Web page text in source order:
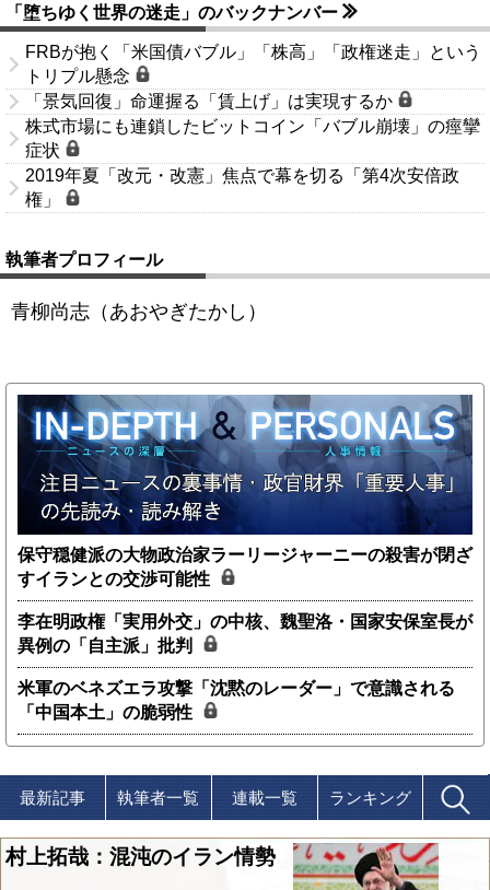
「堕ちゆく世界の迷走」のバックナンバー
FRBが抱く「米国債バブル」「株高」「政権迷走」という
トリプル懸念
「景気回復」命運握る「賃上げ」は実現するか
株式市場にも連鎖したビットコイン「バブル崩壊」の痙攣
症状
2019年夏「改元・改憲」焦点で幕を切る「第4次安倍政
権」
執筆者プロフィール
青柳尚志（あおやぎたかし）
保守穏健派の大物政治家ラーリージャーニーの殺害が閉ざ
すイランとの交渉可能性
李在明政権「実用外交」の中核、魏聖洛・国家安保室長が
異例の「自主派」批判
米軍のベネズエラ攻撃「沈黙のレーダー」で意識される
「中国本土」の脆弱性
最新記事 執筆者一覧 連載一覧 ランキング
村上拓哉：混沌のイラン情勢